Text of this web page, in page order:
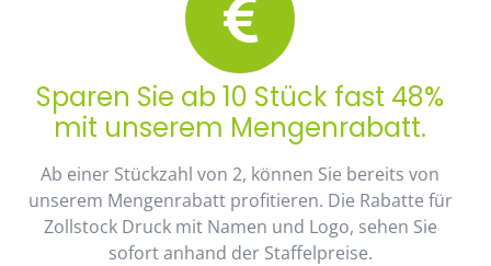
Sparen Sie ab 10 Stück fast 48%
mit unserem Mengenrabatt.
Ab einer Stückzahl von 2, können Sie bereits von
unserem Mengenrabatt profitieren. Die Rabatte für
Zollstock Druck mit Namen und Logo, sehen Sie
sofort anhand der Staffelpreise.